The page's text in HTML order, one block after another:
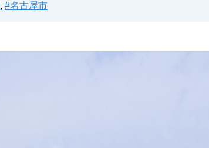
, #名古屋市